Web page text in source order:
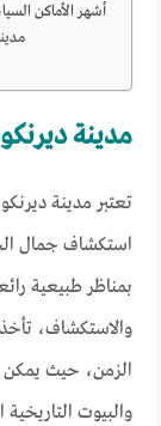
أشهر الأماكن
مدينة
تعتبر مدينة
استكشاف جمال
بمناظر طبيعية
والاستكشاف،
الزمن، حيث يمكن
والبيوت